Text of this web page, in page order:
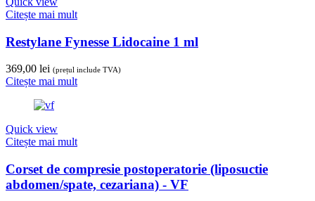
Citește mai mult
Stoc Epuizat
Quick view
Citește mai mult
Adeziv pentru proteza dentara 2 buc, Oferta
Fittydent A
Citește mai mult
Stoc Epuizat